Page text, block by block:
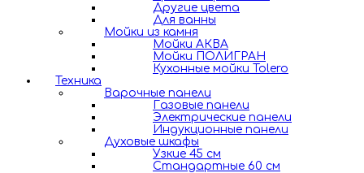
Другие цвета
Для ванны
Мойки из камня
Мойки АКВА
Мойки ПОЛИГРАН
Кухонные мойки Tolero
Техника
Варочные панели
Газовые панели
Электрические панели
Индукционные панели
Духовые шкафы
Узкие 45 см
Стандартные 60 см